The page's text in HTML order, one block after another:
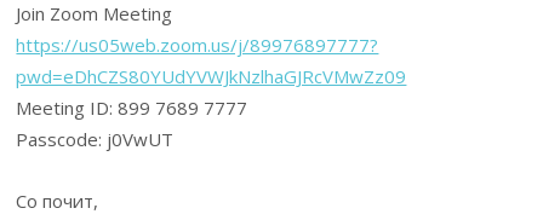
Join Zoom Meeting
https://us05web.zoom.us/j/89976897777?
pwd=eDhCZS80YUdYVWJkNzlhaGJRcVMwZz09
Meeting ID: 899 7689 7777
Passcode: j0VwUT
Со почит,